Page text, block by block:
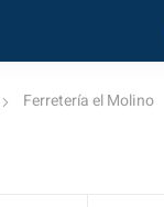
Ferretería el Molino